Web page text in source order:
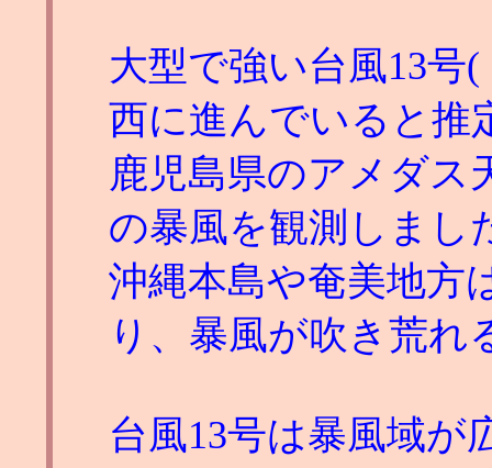
大型で強い台風13号
西に進んでいると推
鹿児島県のアメダス
の暴風を観測しまし
沖縄本島や奄美地方
り、暴風が吹き荒れ
台風13号は暴風域が